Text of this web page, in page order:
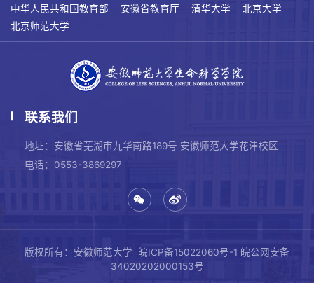
中华人民共和国教育部 安徽省教育厅 清华大学
北京大学
北京师范大学
联系我们
地址：安徽省芜湖市九华南路189号 安徽师范大学花津校区
电话：0553-3869297
版权所有：安徽师范大学 皖ICP备15022060号-1 皖公网安备
34020202000153号